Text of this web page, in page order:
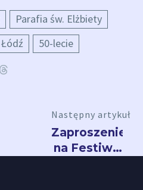
Parafia św. Elżbiety
Łódź 50-lecie
Następny artykuł
Zaproszenie
na Festiwal